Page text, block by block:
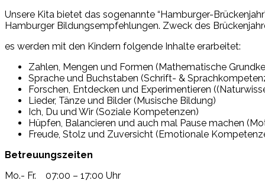
Unsere Kita bietet das sogenannte “Hamburger-
Hamburger Bildungsempfehlungen. Zweck des
es werden mit den Kindern folgende Inhalte erarbeitet:
Zahlen, Mengen und Formen (Mathematische
Sprache und Buchstaben (Schrift- &
Forschen, Entdecken und Experimentieren
Lieder, Tänze und Bilder (Musische Bildung)
Ich, Du und Wir (Soziale Kompetenzen)
Hüpfen, Balancieren und auch mal Pause machen
Freude, Stolz und Zuversicht (Emotionale
Betreuungszeiten
Mo.- Fr. 07:00 – 17:00 Uhr